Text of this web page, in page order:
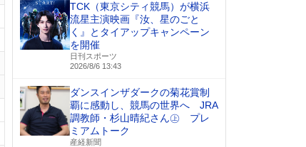
TCK（東京シティ競馬）が横浜
流星主演映画『汝、星のごと
く』とタイアップキャンペーン
を開催
日刊スポーツ
2026/8/6 13:43
ダンスインザダークの菊花賞制
覇に感動し、競馬の世界へ JRA
調教師・杉山晴紀さん㊤ プレ
ミアムトーク
産経新聞